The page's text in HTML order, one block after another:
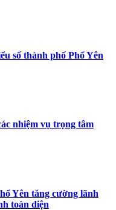
số thành phố Phổ Yên
nhiệm vụ trọng tâm
Yên tăng cường lãnh
toàn diện